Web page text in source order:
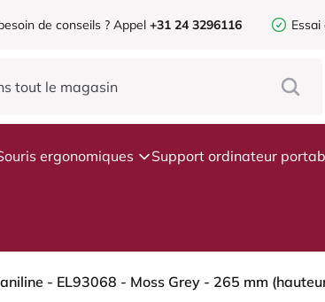
de conseils ? Appel +31 24 3296116 Essai
ergonomiques Support ordinateur
- EL93068 - Moss Grey - 265 mm